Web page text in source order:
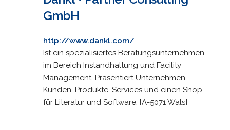
GmbH
http://www.dankl.com/
Ist ein spezialisiertes Beratungsunternehmen
im Bereich Instandhaltung und Facility
Management. Präsentiert Unternehmen,
Kunden, Produkte, Services und einen Shop
für Literatur und Software. [A-5071 Wals]